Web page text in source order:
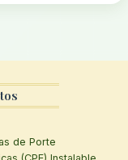
de Porte